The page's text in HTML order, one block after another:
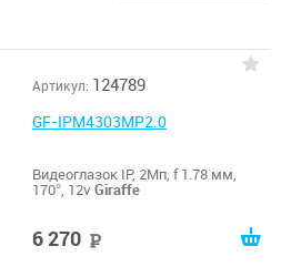
Артикул: 124789
GF-IPM4303MP2.0
Видеоглазок IP, 2Мп, f 1.78 мм,
170°, 12v Giraffe
6 270